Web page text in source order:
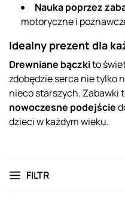
Nauka poprzez
motoryczne i
Idealny prezent dla
Drewniane bączkito
zdobędzie serca nie tylko
nieco starszych. Zabawki
nowoczesne podejście
dzieci w każdym wieku.
FILTR